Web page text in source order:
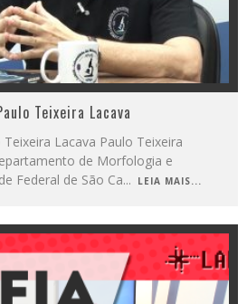
Teixeira Lacava
Lacava Paulo Teixeira
de Morfologia e
Federal de São Ca... LEIA MAIS...